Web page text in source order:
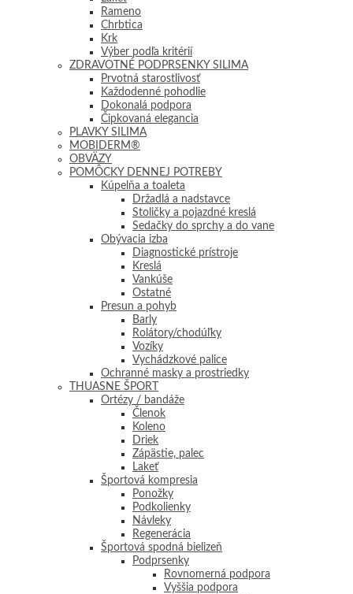
Rameno
Chrbtica
Krk
Výber podľa kritérií
ZDRAVOTNÉ PODPRSENKY SILIMA
Prvotná starostlivosť
Každodenné pohodlie
Dokonalá podpora
Čipkovaná elegancia
PLAVKY SILIMA
MOBIDERM®
OBVÄZY
POMÔCKY DENNEJ POTREBY
Kúpelňa a toaleta
Držadlá a nadstavce
Stoličky a pojazdné kreslá
Sedačky do sprchy a do vane
Obývacia izba
Diagnostické prístroje
Kreslá
Vankúše
Ostatné
Presun a pohyb
Barly
Rolátory/chodúľky
Vozíky
Vychádzkové palice
Ochranné masky a prostriedky
THUASNE ŠPORT
Ortézy / bandáže
Členok
Koleno
Driek
Zápästie, palec
Lakeť
Športová kompresia
Ponožky
Podkolienky
Návleky
Regenerácia
Športová spodná bielizeň
Podprsenky
Rovnomerná podpora
Vyššia podpora